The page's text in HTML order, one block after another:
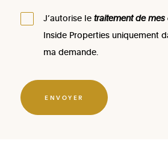
J’autorise letraitement de mes
Inside Properties uniquement
ma demande.
ENVOYER